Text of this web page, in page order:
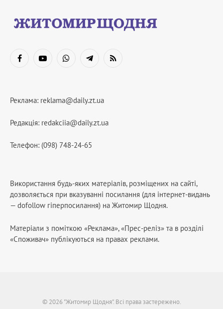
FacebookYouTubeWhatsAppTelegramRSS
Реклама: reklama@daily.zt.ua
Редакція: redakciia@daily.zt.ua
Телефон: (098) 748-24-65
Використання будь-яких матеріалів, розміщених на сайті,
дозволяється при вказуванні посилання (для інтернет-видань
— dofollow гіперпосилання) на Житомир Щодня.
Матеріали з поміткою «Реклама», «Прес-реліз» та в розділі
«Споживач» публікуються на правах реклами.
© 2026 "Житомир Щодня". Всі права застережено.